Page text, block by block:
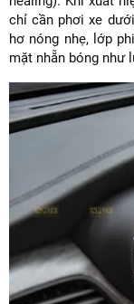
chỉ cần phơi xe
hơ nóng nhẹ, lớp
mặt nhẵn bóng như